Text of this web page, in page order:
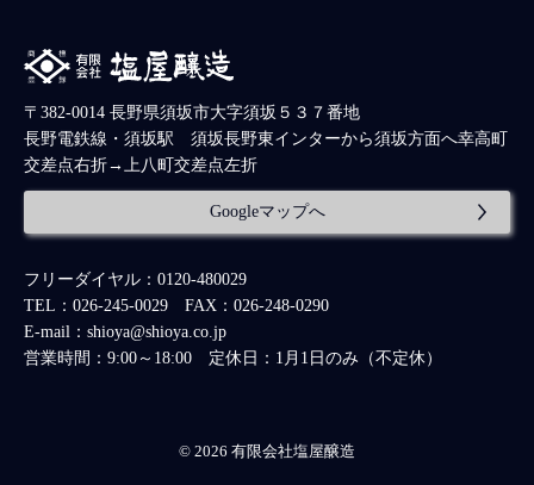
〒382-0014 長野県須坂市大字須坂５３７番地
長野電鉄線・須坂駅 須坂長野東インターから須坂方面へ幸高町
交差点右折→上八町交差点左折
Googleマップへ
フリーダイヤル：0120-480029
TEL：026-245-0029 FAX：026-248-0290
E-mail：shioya@shioya.co.jp
営業時間：9:00～18:00 定休日：1月1日のみ（不定休）
© 2026 有限会社塩屋醸造